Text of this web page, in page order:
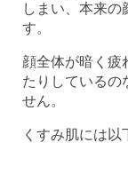
しまい、本来
す。
顔全体が暗く疲
たりしているの
せん。
くすみ肌には以